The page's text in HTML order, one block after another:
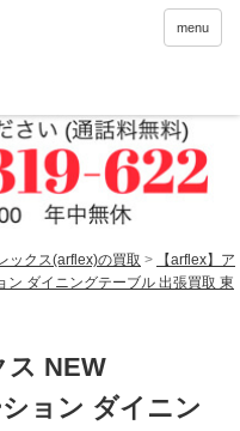
menu
ックス(arflex)の買取 >
【arflex】ア
ン ダイニングテーブル 出張買取 東
ス NEW
ョン ダイニン